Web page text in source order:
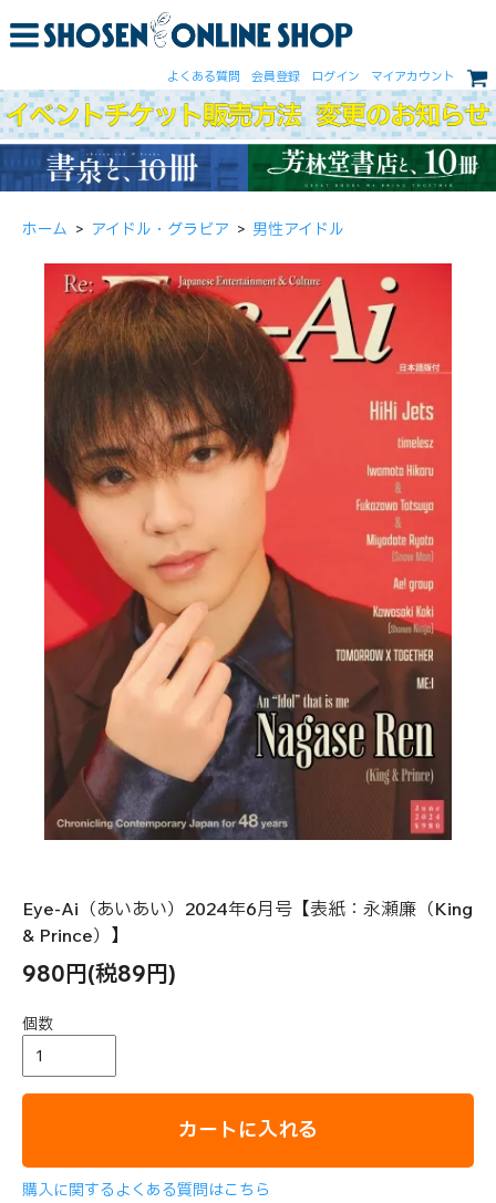
よくある質問 会員登録 ログイン マイアカウント
ホーム > アイドル・グラビア > 男性アイドル
Eye-Ai（あいあい）2024年6月号【表紙：永瀬廉（King
& Prince）】
980円(税89円)
個数
カートに入れる
購入に関するよくある質問はこちら